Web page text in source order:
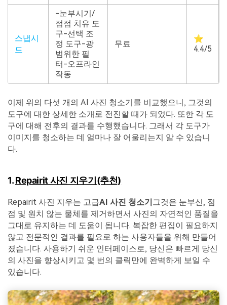
스냅시
드
-눈부시기/
점점 치유 도
구-선택 조
정 도구-광
범위한 필
터-오프라인
작동
무료
⭐
4.4/5
이제 위의 다섯 개의 AI 사진 청소기를 비교했으니, 그것의
도구에 대한 상세한 소개로 전진할 때가 되었다. 또한 각 도
구에 대해 전후의 결과를 수행했습니다. 그래서 각 도구가
이미지를 청소하는 데 얼마나 잘 어울리는지 알 수 있습니
다.
1.Repairit 사진 지우기(추천)
Repairit 사진 지우는 고급AI 사진 청소기 그것은 눈부신, 점
점 및 원치 않는 물체를 제거하면서 사진의 자연적인 품질을
그대로 유지하는 데 도움이 됩니다. 복잡한 편집이 필요하지
않고 전문적인 결과를 필요로 하는 사용자들을 위해 만들어
졌습니다. 사용하기 쉬운 인터페이스로, 당신은 빠르게 당신
의 사진을 향상시키고 몇 번의 클릭만에 완벽하게 보일 수
있습니다.